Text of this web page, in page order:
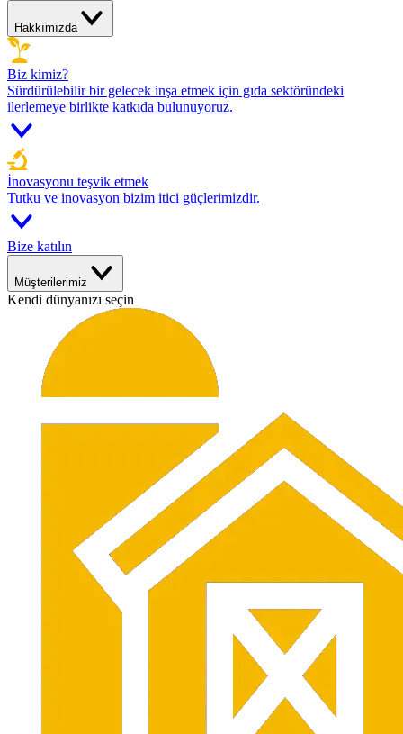
Hakkımızda
Biz kimiz?
Sürdürülebilir bir gelecek inşa etmek için gıda sektöründeki
ilerlemeye birlikte katkıda bulunuyoruz.
İnovasyonu teşvik etmek
Tutku ve inovasyon bizim itici güçlerimizdir.
Bize katılın
Müşterilerimiz
Kendi dünyanızı seçin